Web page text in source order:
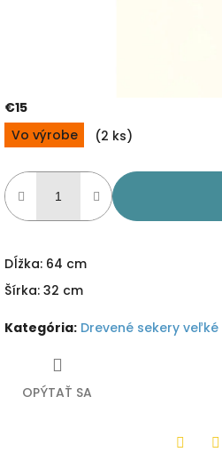
€15
Jednotková
cena:
Vo výrobe (2 ks)
Dĺžka: 64 cm
Šírka: 32 cm
Kategória: Drevené sekery veľké
OPÝTAŤ SA